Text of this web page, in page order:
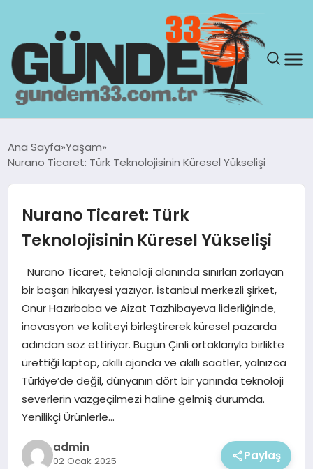
YAŞAM
SAĞLIK
Ana Sayfa Yaşam
Nurano Ticaret: Türk Teknolojisinin Küresel Yükselişi
Nurano Ticaret: Türk
Teknolojisinin Küresel Yükselişi
Nurano Ticaret, teknoloji alanında sınırları zorlayan
bir başarı hikayesi yazıyor. İstanbul merkezli şirket,
Onur Hazırbaba ve Aizat Tazhibayeva liderliğinde,
inovasyon ve kaliteyi birleştirerek küresel pazarda
adından söz ettiriyor. Bugün Çinli ortaklarıyla birlikte
ürettiği laptop, akıllı ajanda ve akıllı saatler, yalnızca
Türkiye’de değil, dünyanın dört bir yanında teknoloji
severlerin vazgeçilmezi haline gelmiş durumda.
Yenilikçi Ürünlerle…
admin
02 Ocak 2025 Paylaş